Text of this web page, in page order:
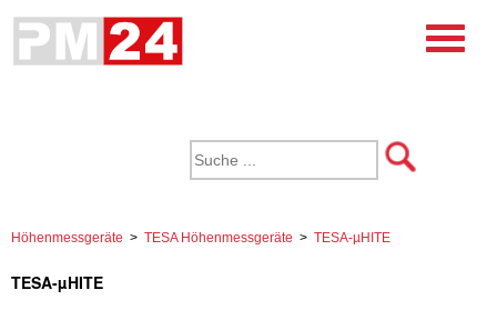
Höhenmessgeräte > TESA Höhenmessgeräte > TESA-µHITE
TESA-µHITE